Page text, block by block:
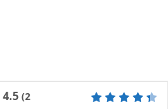
4.5 (2